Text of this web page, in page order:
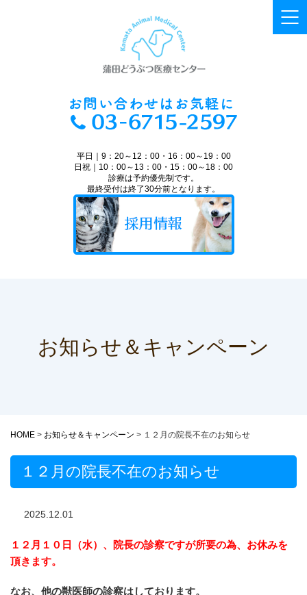
平日｜9：20～12：00・16：00～19：00
日祝｜10：00～13：00・15：00～18：00
診療は予約優先制です。
最終受付は終了30分前となります。
お知らせ＆キャンペーン
HOME > お知らせ＆キャンペーン > １２月の院長不在のお知らせ
１２月の院長不在のお知らせ
2025.12.01
１２月１０日（水）、院長の診察ですが所要の為、お休みを
頂きます。
なお、他の獣医師の診察はしております。